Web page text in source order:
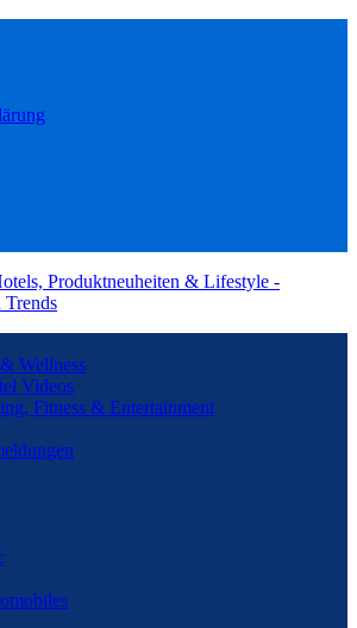
Wellness
Videos
Fitness & Entertainment